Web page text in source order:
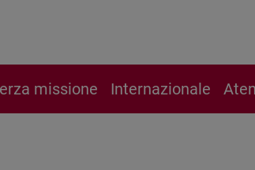
missione Internazionale